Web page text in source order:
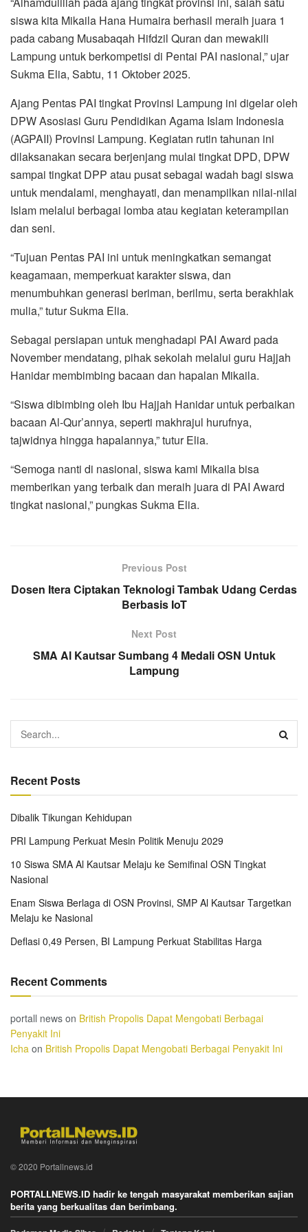
siswa kita Mikaila Hana Humaira berhasil meraih juara 1
pada cabang Musabaqah Hifdzil Quran dan mewakili
Lampung untuk berkompetisi di Pentai PAI nasional,” ujar
Sukma Elia, Sabtu, 11 Oktober 2025.
Ajang Pentas PAI tingkat Provinsi Lampung ini digelar oleh
DPW Asosiasi Guru Pendidikan Agama Islam Indonesia
(AGPAII) Provinsi Lampung. Kegiatan rutin tahunan ini
dilaksanakan secara berjenjang mulai tingkat DPD, DPW
sampai tingkat DPP atau pusat sebagai wadah bagi siswa
untuk mendalami, menghayati, dan menampilkan nilai-nilai
Islam melalui berbagai lomba atau kegiatan keterampilan
dan seni.
“Tujuan Pentas PAI ini untuk meningkatkan semangat
keagamaan, memperkuat karakter siswa, dan
menumbuhkan generasi beriman, berilmu, serta berakhlak
mulia,” tutur Sukma Elia.
Sebagai persiapan untuk menghadapi PAI Award pada
November mendatang, pihak sekolah melalui guru Hajjah
Hanidar membimbing bacaan dan hapalan Mikaila.
“Siswa dibimbing oleh Ibu Hajjah Hanidar untuk perbaikan
bacaan Al-Qur’annya, seperti makhrajul hurufnya,
tajwidnya hingga hapalannya,” tutur Elia.
“Semoga nanti di nasional, siswa kami Mikaila bisa
memberikan yang terbaik dan meraih juara di PAI Award
tingkat nasional,” pungkas Sukma Elia.
Previous Post
Dosen Itera Ciptakan Teknologi Tambak Udang Cerdas
Berbasis IoT
Next Post
SMA Al Kautsar Sumbang 4 Medali OSN Untuk
Lampung
Recent Posts
Dibalik Tikungan Kehidupan
PRI Lampung Perkuat Mesin Politik Menuju 2029
10 Siswa SMA Al Kautsar Melaju ke Semifinal OSN Tingkat
Nasional
Enam Siswa Berlaga di OSN Provinsi, SMP Al Kautsar Targetkan
Melaju ke Nasional
Deflasi 0,49 Persen, BI Lampung Perkuat Stabilitas Harga
Recent Comments
portall news on British Propolis Dapat Mengobati Berbagai
Penyakit Ini
Icha on British Propolis Dapat Mengobati Berbagai Penyakit Ini
© 2020 Portallnews.id
PORTALLNEWS.ID hadir ke tengah masyarakat memberikan sajian
berita yang berkualitas dan berimbang.